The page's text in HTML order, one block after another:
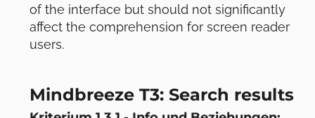
of the interface but should not significantly
affect the comprehension for screen reader
users.
Mindbreeze T3: Search results